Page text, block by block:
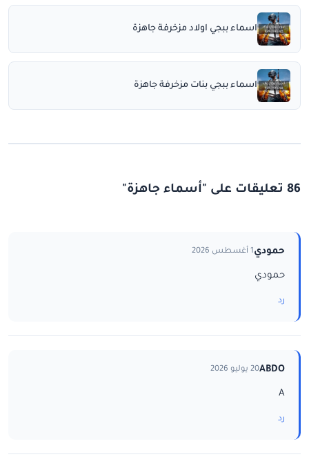
اسماء ببجي اولاد مزخرفة جاهزة
اسماء ببجي بنات مزخرفة جاهزة
86 تعليقات على "أسماء جاهزة"
حمودي1 أغسطس 2026
حمودي
رد
ABDO20 يوليو 2026
A
رد